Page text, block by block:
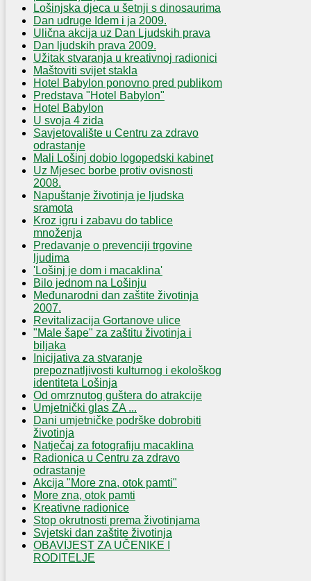
Lošinjska djeca u šetnji s dinosaurima
Dan udruge Idem i ja 2009.
Ulična akcija uz Dan Ljudskih prava
Dan ljudskih prava 2009.
Užitak stvaranja u kreativnoj radionici
Maštoviti svijet stakla
Hotel Babylon ponovno pred publikom
Predstava "Hotel Babylon"
Hotel Babylon
U svoja 4 zida
Savjetovalište u Centru za zdravo
odrastanje
Mali Lošinj dobio logopedski kabinet
Uz Mjesec borbe protiv ovisnosti
2008.
Napuštanje životinja je ljudska
sramota
Kroz igru i zabavu do tablice
množenja
Predavanje o prevenciji trgovine
ljudima
'Lošinj je dom i macaklina'
Bilo jednom na Lošinju
Međunarodni dan zaštite životinja
2007.
Revitalizacija Gortanove ulice
"Male šape" za zaštitu životinja i
biljaka
Inicijativa za stvaranje
prepoznatljivosti kulturnog i ekološkog
identiteta Lošinja
Od omrznutog guštera do atrakcije
Umjetnički glas ZA ...
Dani umjetničke podrške dobrobiti
životinja
Natječaj za fotografiju macaklina
Radionica u Centru za zdravo
odrastanje
Akcija "More zna, otok pamti"
More zna, otok pamti
Kreativne radionice
Stop okrutnosti prema životinjama
Svjetski dan zaštite životinja
OBAVIJEST ZA UČENIKE I
RODITELJE